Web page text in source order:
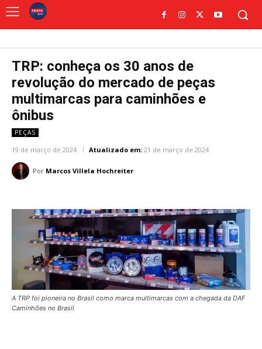
TRP: conheça os 30 anos de
revolução do mercado de peças
multimarcas para caminhões e
ônibus
PEÇAS
19 de março de 2024 Atualizado em: 21 de março de 2024
Por Marcos Villela Hochreiter
A TRP foi pioneira no Brasil como marca multimarcas com a chegada da DAF
Caminhões no Brasil